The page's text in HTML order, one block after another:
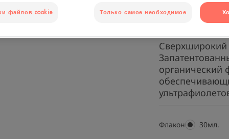
Уменьшает
сухость кожи
Сверхширокий
органический
Флакон Флакон
30мл.
файлов cookie Только самое необходимое